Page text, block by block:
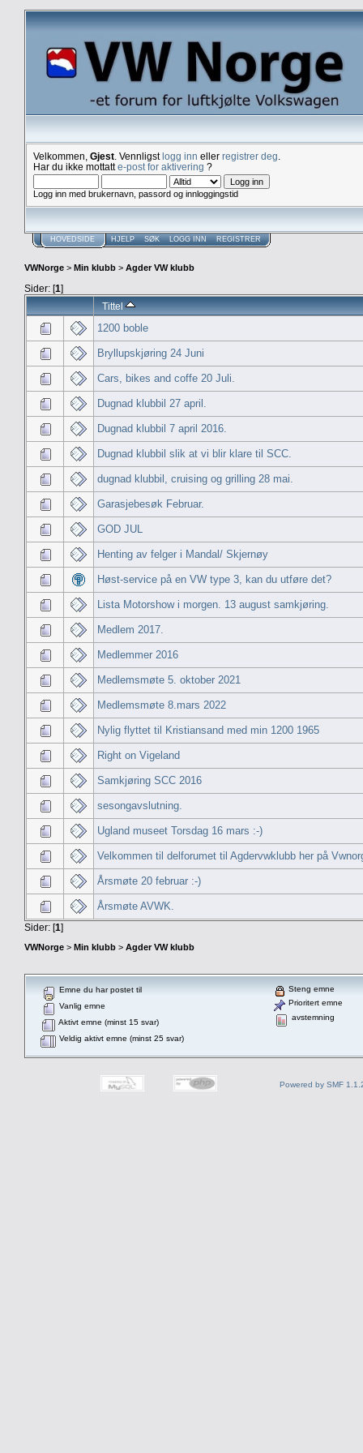
Velkommen, Gjest . Vennligstlogg inn eller registrer deg
Har du ikke mottatte-post for aktivering ?
Logg inn med brukernavn, passord og innloggingstid
HOVEDSIDE HJELP SØK LOGG INN REGISTRER
VWNorge > Min klubb > Agder VW klubb
Sider: [1]
Tittel
1200 boble
Bryllupskjøring 24 Juni
Cars, bikes and coffe 20 Juli.
Dugnad klubbil 27 april.
Dugnad klubbil 7 april 2016.
Dugnad klubbil slik at vi blir klare til SCC.
dugnad klubbil, cruising og grilling 28 mai.
Garasjebesøk Februar.
GOD JUL
Henting av felger i Mandal/ Skjernøy
Høst-service på en VW type 3, kan du utføre det?
Lista Motorshow i morgen. 13 august samkjøring.
Medlem 2017.
Medlemmer 2016
Medlemsmøte 5. oktober 2021
Medlemsmøte 8.mars 2022
Nylig flyttet til Kristiansand med min 1200 1965
Right on Vigeland
Samkjøring SCC 2016
sesongavslutning.
Ugland museet Torsdag 16 mars :-)
Velkommen til delforumet til Agdervwklubb her på
Årsmøte 20 februar :-)
Årsmøte AVWK.
Sider: [1]
VWNorge > Min klubb > Agder VW klubb
Emne du har postet til
Vanlig emne
Aktivt emne (minst 15 svar)
Veldig aktivt emne (minst 25 svar)
Steng emne
Prioritert emne
avstemning
Powered by SMF